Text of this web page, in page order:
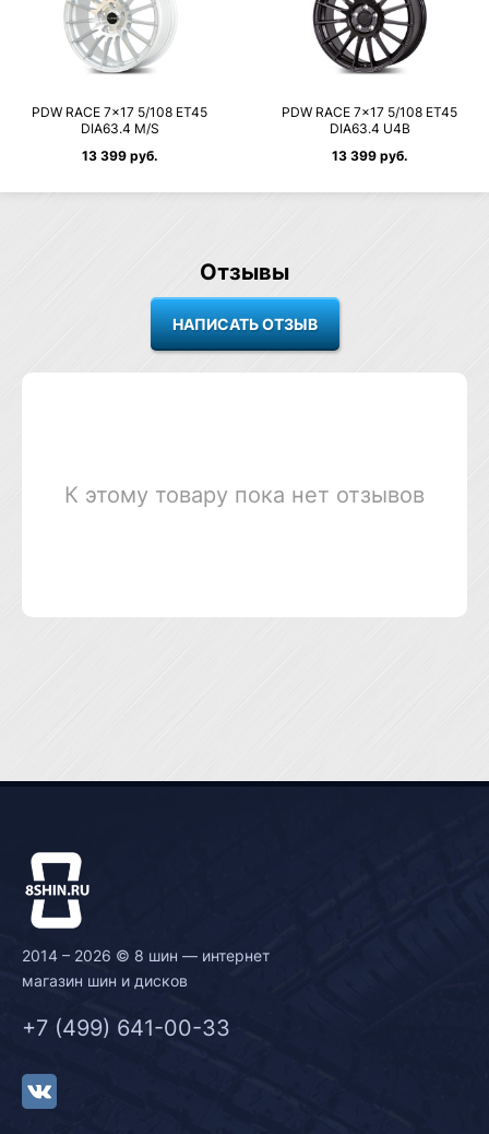
PDW RACE 7×17 5/108 ET45
DIA63.4 M/S
13 399 руб.
PDW RACE 7×17 5/108 ET45
DIA63.4 U4B
13 399 руб.
Отзывы
К этому товару пока нет отзывов
2014 – 2026 © 8 шин — интернет
магазин шин и дисков
+7 (499) 641-00-33